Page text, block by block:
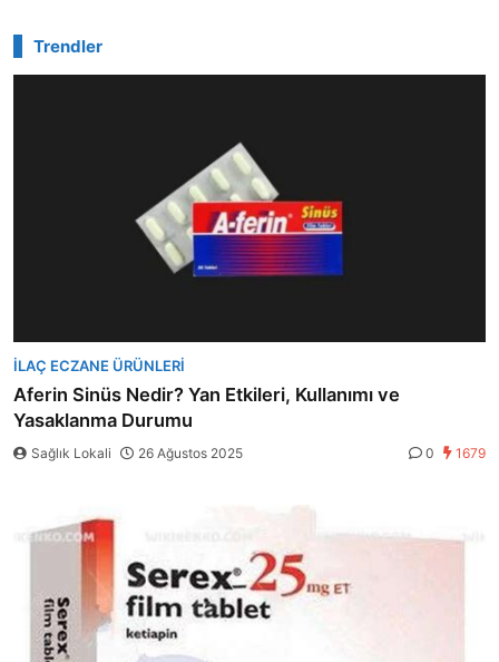
Trendler
İLAÇ ECZANE ÜRÜNLERI
Aferin Sinüs Nedir? Yan Etkileri, Kullanımı ve
Yasaklanma Durumu
Sağlık Lokali 26 Ağustos 2025 0 1679